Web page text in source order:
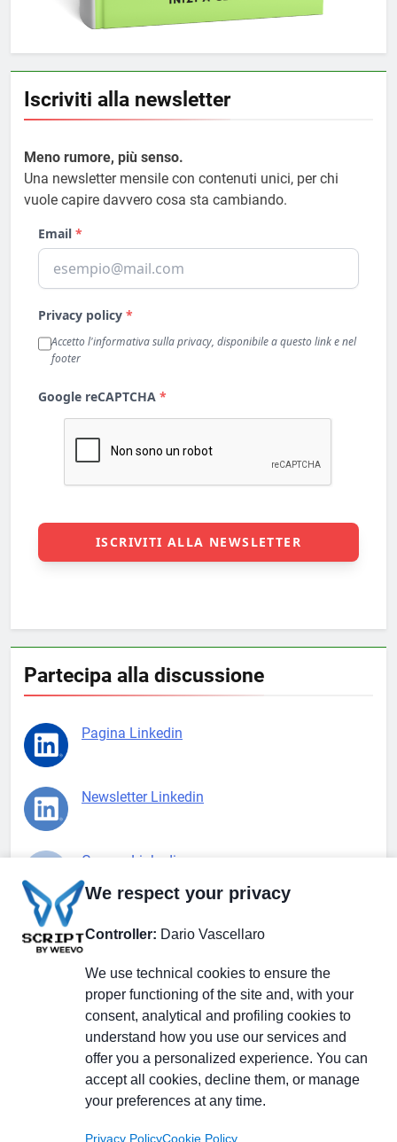
Iscriviti alla newsletter
Meno rumore, più senso.
Una newsletter mensile con contenuti unici, per chi
vuole capire davvero cosa sta cambiando.
Partecipa alla discussione
Pagina Linkedin
Newsletter Linkedin
Gruppo Linkedin
Pagina Facebook
X.com
Il Giornale delle PMI.
Testata giornalistica
registrata al Tribunale di
Privacy PolicyCookie
We respect your privacy
Controller: Dario Vascellaro
We use technical cookies to ensure the
proper functioning of the site and, with your
consent, analytical and profiling cookies to
understand how you use our services and
offer you a personalized experience. You can
accept all cookies, decline them, or manage
your preferences at any time.
Privacy PolicyCookie Policy